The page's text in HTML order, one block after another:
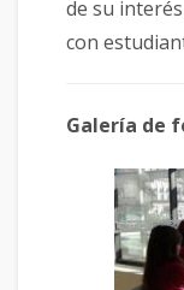
de su
con
Galería de